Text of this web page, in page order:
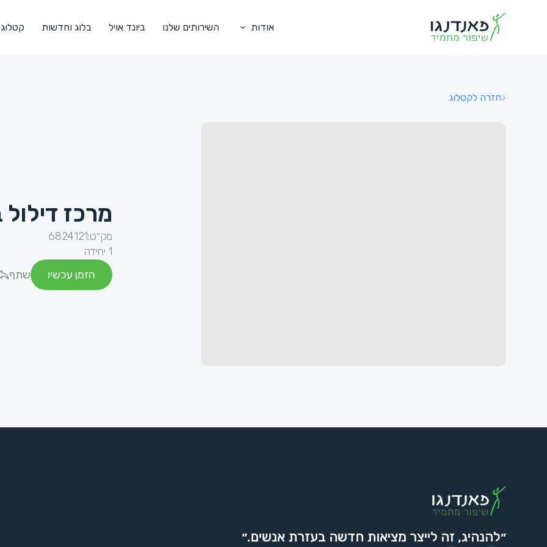
אודות השירותים שלנו ביונד אויל בלוג וחדשות קטלוג
חזרה לקטלוג
מרכז דילול
מק״ט:6824121
1 יחידה
הזמן עכשיו
שתף
״להנהיג, זה לייצר מציאות חדשה בעזרת אנשים.״